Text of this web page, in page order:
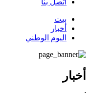
اتصل بنا
بيت
أخبار
اليوم الوطني
أخبار